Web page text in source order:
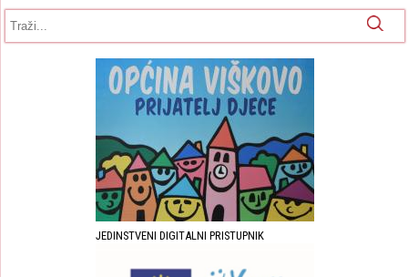
Obrazac pretrage
JEDINSTVENI DIGITALNI PRISTUPNIK